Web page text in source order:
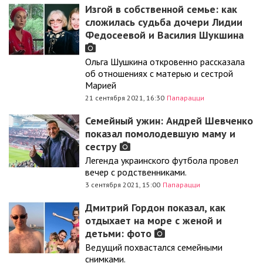
Изгой в собственной семье: как
сложилась судьба дочери Лидии
Федосеевой и Василия Шукшина
Ольга Шушкина откровенно рассказала
об отношениях с матерью и сестрой
Марией
21 сентября 2021, 16:30 Папарацци
Семейный ужин: Андрей Шевченко
показал помолодевшую маму и
сестру
Легенда украинского футбола провел
вечер с родственниками.
3 сентября 2021, 15:00 Папарацци
Дмитрий Гордон показал, как
отдыхает на море с женой и
детьми: фото
Ведущий похвастался семейными
снимками.